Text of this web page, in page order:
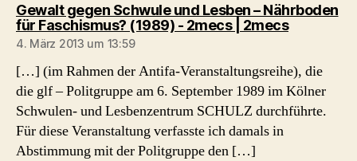
Gewalt gegen Schwule und Lesben – Nährboden
für Faschismus? (1989) - 2mecs | 2mecssagt:
4. März 2013 um 13:59
[…] (im Rahmen der Antifa-Veranstaltungsreihe), die
die glf – Politgruppe am 6. September 1989 im Kölner
Schwulen- und Lesbenzentrum SCHULZ durchführte.
Für diese Veranstaltung verfasste ich damals in
Abstimmung mit der Politgruppe den […]